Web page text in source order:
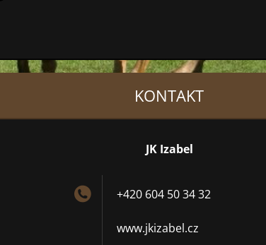
KONTAKT
JK Izabel
+420 604 50 34 32
www.jkizabel.cz